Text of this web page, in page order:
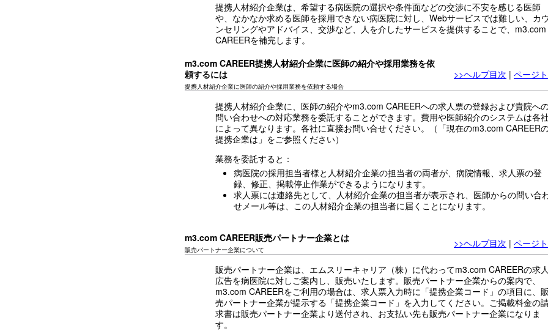
提携人材紹介企業は、希望する病医院の選択や条件面などの交渉に不安を感じる医師
や、なかなか求める医師を採用できない病医院に対し、Webサービスでは難しい、カウ
ンセリングやアドバイス、交渉など、人を介したサービスを提供することで、m3.com
CAREERを補完します。
m3.com CAREER提携人材紹介企業に医師の紹介や採用業務を依
頼するには
提携人材紹介企業に医師の紹介や採用業務を依頼する場合
>>ヘルプ目次 | ページ
提携人材紹介企業に、医師の紹介やm3.com CAREERへの求人票の登録および貴院へ
問い合わせへの対応業務を委託することができます。費用や医師紹介のシステムは各社
によって異なります。各社に直接お問い合せください。（「現在のm3.com CAREER
提携企業は」をご参照ください）
業務を委託すると：
病医院の採用担当者様と人材紹介企業の担当者の両者が、病院情報、求人票の登
録、修正、掲載停止作業ができるようになります。
求人票には連絡先として、人材紹介企業の担当者が表示され、医師からの問い合
せメール等は、この人材紹介企業の担当者に届くことになります。
m3.com CAREER販売パートナー企業とは
販売パートナー企業について
>>ヘルプ目次 | ページ
販売パートナー企業は、エムスリーキャリア（株）に代わってm3.com CAREERの求人
広告を病医院に対しご案内し、販売いたします。販売パートナー企業からの案内で、
m3.com CAREERをご利用の場合は、求人票入力時に「提携企業コード」の項目に、販
売パートナー企業が提示する「提携企業コード」を入力してください。ご掲載料金の
求書は販売パートナー企業より送付され、お支払い先も販売パートナー企業になりま
す。